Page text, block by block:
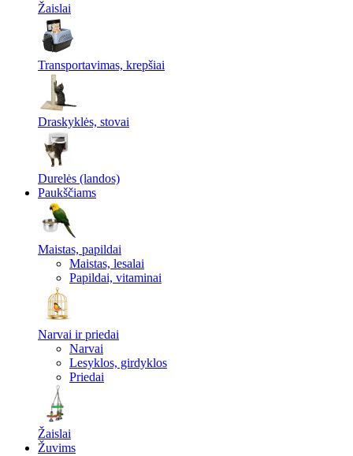
Žaislai
Transportavimas, krepšiai
Draskyklės, stovai
Durelės (landos)
Paukščiams
Maistas, papildai
Maistas, lesalai
Papildai, vitaminai
Narvai ir priedai
Narvai
Lesyklos, girdyklos
Priedai
Žaislai
Žuvims